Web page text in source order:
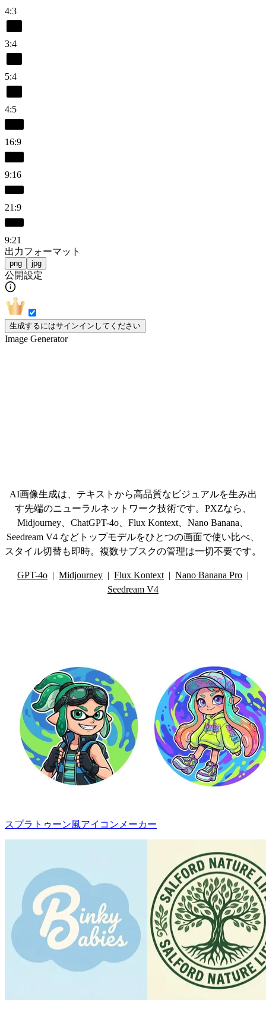
4:3
3:4
5:4
4:5
16:9
9:16
21:9
9:21
出力フォーマット
png jpg
公開設定
生成するにはサインインしてください
Image Generator
AI画像生成は、テキストから高品質なビジュアルを生み出
す先端のニューラルネットワーク技術です。PXZなら、
Midjourney、ChatGPT-4o、Flux Kontext、Nano Banana、
Seedream V4 などトップモデルをひとつの画面で使い比べ、
スタイル切替も即時。複数サブスクの管理は一切不要です。
GPT-4o | Midjourney | Flux Kontext | Nano Banana Pro |
Seedream V4
スプラトゥーン風アイコンメーカー